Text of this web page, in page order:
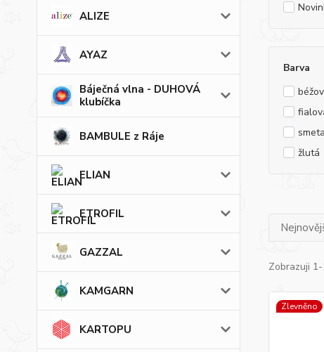
ALIZE
AYAZ
Báječná vlna - DUHOVÁ
klubíčka
BAMBULE z Ráje
ELIAN
ETROFIL
GAZZAL
KAMGARN
KARTOPU
Barva
žlutá
Zobrazuji
Zlevněno